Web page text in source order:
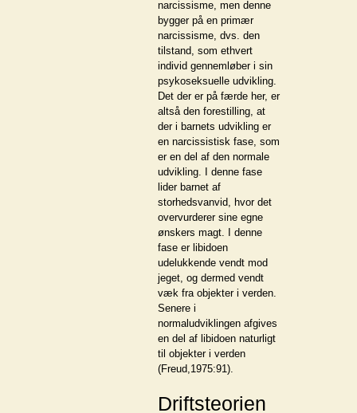
narcissisme, men denne
bygger på en primær
narcissisme, dvs. den
tilstand, som ethvert
individ gennemløber i sin
psykoseksuelle udvikling.
Det der er på færde her, er
altså den forestilling, at
der i barnets udvikling er
en narcissistisk fase, som
er en del af den normale
udvikling. I denne fase
lider barnet af
storhedsvanvid, hvor det
overvurderer sine egne
ønskers magt. I denne
fase er libidoen
udelukkende vendt mod
jeget, og dermed vendt
væk fra objekter i verden.
Senere i
normaludviklingen afgives
en del af libidoen naturligt
til objekter i verden
(Freud,1975:91).
Driftsteorien